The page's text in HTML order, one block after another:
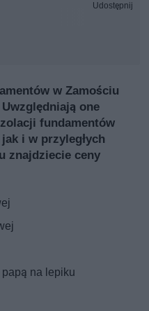
Udostępnij
w Zamościu
one
fundamentów
i w przyległych
znajdziecie ceny
na lepiku